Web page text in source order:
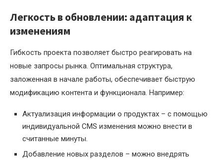
Легкость в обновлении: адаптация к
изменениям
Гибкость проекта позволяет быстро реагировать на
новые запросы рынка. Оптимальная структура,
заложенная в начале работы, обеспечивает быструю
модификацию контента и функционала. Например:
Актуализация информации о продуктах – с помощью
индивидуальной CMS изменения можно внести в
считанные минуты.
Добавление новых разделов – можно внедрять